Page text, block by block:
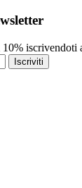
iscrivendoti
Iscriviti